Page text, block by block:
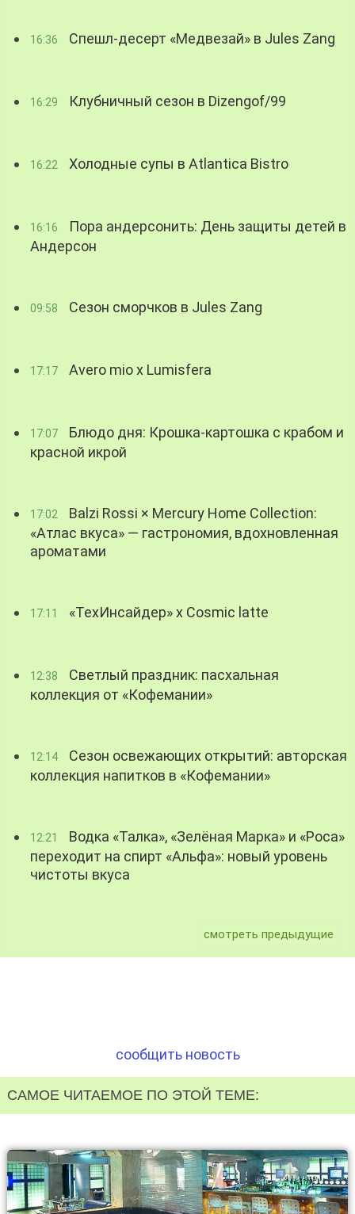
16:36 Спешл-десерт «Медвезай» в Jules Zang
16:29 Клубничный сезон в Dizengof/99
16:22 Холодные супы в Atlantica Bistro
16:16
Пора андерсонить: День защиты детей в
Андерсон
09:58 Сезон сморчков в Jules Zang
17:17 Avero mio x Lumisfera
17:07
Блюдо дня: Крошка-картошка с крабом и
красной икрой
17:02
Balzi Rossi × Mercury Home Collection:
«Атлас вкуса» — гастрономия, вдохновленная
ароматами
17:11 «ТехИнсайдер» х Cosmic latte
12:38
Светлый праздник: пасхальная
коллекция от «Кофемании»
12:14
Сезон освежающих открытий: авторская
коллекция напитков в «Кофемании»
12:21
Водка «Талка», «Зелёная Марка» и «Роса»
переходит на спирт «Альфа»: новый уровень
чистоты вкуса
смотреть предыдущие
сообщить новость
САМОЕ ЧИТАЕМОЕ ПО ЭТОЙ ТЕМЕ: